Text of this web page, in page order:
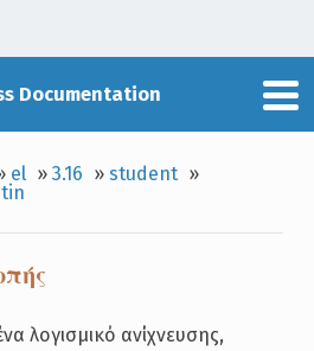
Documentation
el »3.16 »student »
λογισμικό ανίχνευσης,